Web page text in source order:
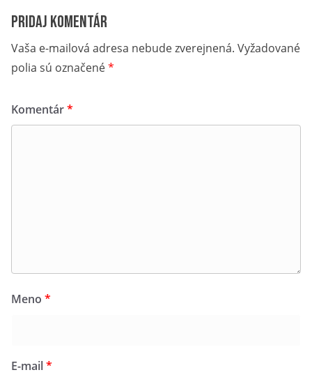
Pridaj komentár
Vaša e-mailová adresa nebude zverejnená. Vyžadované
polia sú označené*
Komentár*
Meno *
E-mail*